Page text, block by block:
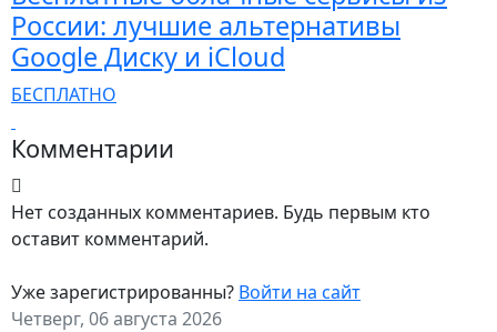
России: лучшие альтернативы
Google Диску и iCloud
БЕСПЛАТНО
Комментарии
Нет созданных комментариев. Будь первым кто
оставит комментарий.
Уже зарегистрированны? Войти на сайт
Четверг, 06 августа 2026